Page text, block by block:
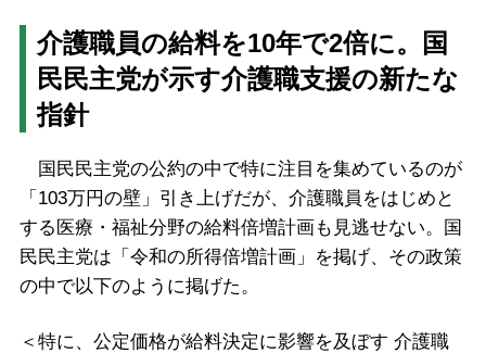
介護職員の給料を10年で2倍に。国
民民主党が示す介護職支援の新たな
指針
国民民主党の公約の中で特に注目を集めているのが
「103万円の壁」引き上げだが、介護職員をはじめと
する医療・福祉分野の給料倍増計画も見逃せない。国
民民主党は「令和の所得倍増計画」を掲げ、その政策
の中で以下のように掲げた。
＜特に、公定価格が給料決定に影響を及ぼす 介護職